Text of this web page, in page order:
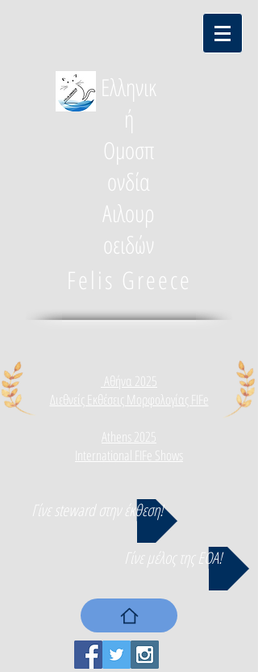
Ελληνικ
ή
Ομοσπ
ονδία
Αιλουρ
οειδών
Felis Greece
Αθήνα 2025
Διεθνεί
ς Εκθέσεις Μορφολογίας FIFe
Athens 2025
International FIFe Shows
Γίνε steward στην έκθεση!
Γίνε μέλος της ΕΟΑ!